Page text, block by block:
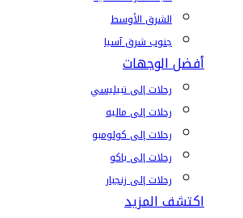
الشرق الأوسط
جنوب شرق آسيا
أفضل الوجهات
رحلات إلى تبيليسي
رحلات إلى ماليه
رحلات إلى كولومبو
رحلات إلى باكو
رحلات إلى زنجبار
اكتشف المزيد